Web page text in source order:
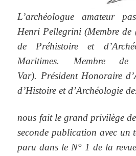
L’archéologue amateur
Henri Pellegrini (Membre
de Préhistoire et
Maritimes. Membre de
Var). Président Honoraire
d’Histoire et d’Archéologie
nous fait le grand privilège
seconde publication avec un
paru dans le N° 1 de la